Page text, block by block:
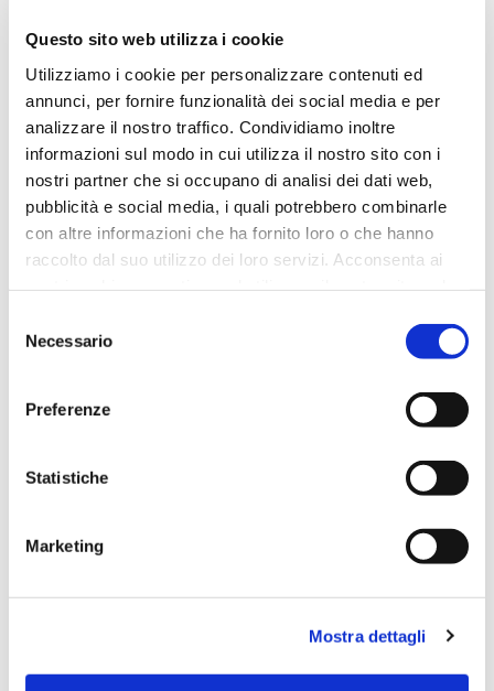
Questo sito web utilizza i cookie
Utilizziamo i cookie per personalizzare contenuti ed
annunci, per fornire funzionalità dei social media e per
analizzare il nostro traffico. Condividiamo inoltre
informazioni sul modo in cui utilizza il nostro sito con i
nostri partner che si occupano di analisi dei dati web,
pubblicità e social media, i quali potrebbero combinarle
con altre informazioni che ha fornito loro o che hanno
raccolto dal suo utilizzo dei loro servizi. Acconsenta ai
delNecessario
Preferenze
Statistiche
Marketing
Mostra dettagli